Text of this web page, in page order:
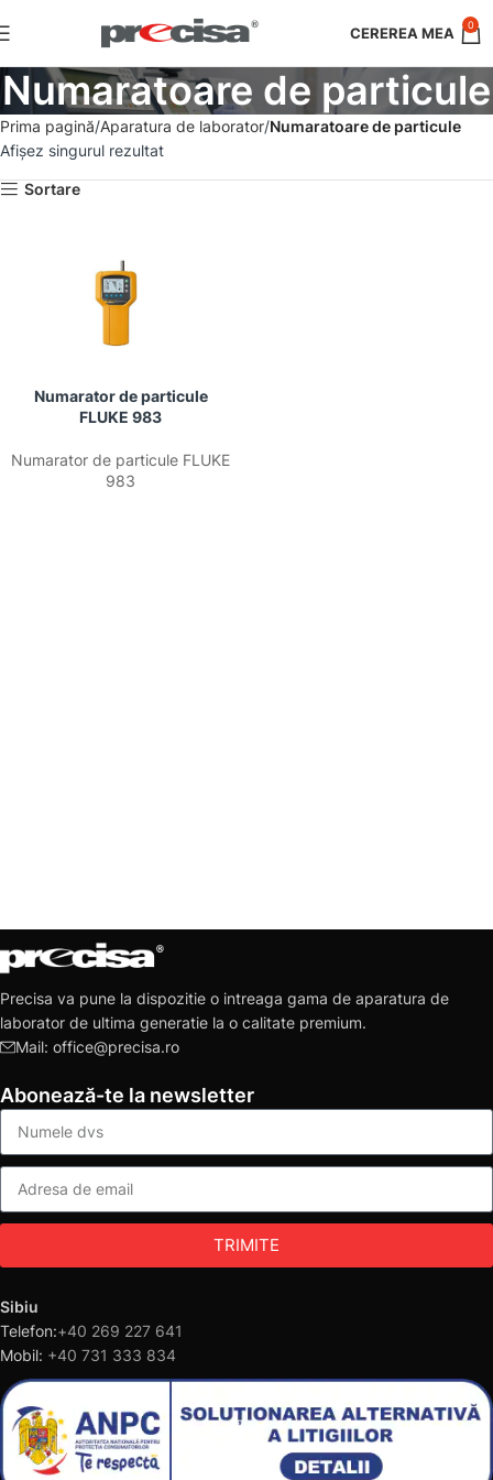
0
Numaratoare de particule
Prima pagină Aparatura de laborator Numaratoare de particule
Afișez singurul rezultat
Sortare
Numarator de particule
FLUKE 983
Numarator de particule FLUKE
983
Precisa va pune la dispozitie o intreaga gama de aparatura de
laborator de ultima generatie la o calitate premium.
Mail: office@precisa.ro
Abonează-te la newsletter
TRIMITE
Sibiu
Telefon:+40 269 227 641
Mobil: +40 731 333 834